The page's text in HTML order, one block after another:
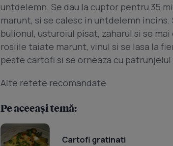
untdelemn. Se dau la cuptor pentru 35
marunt, si se calesc in untdelemn
bulionul, usturoiul pisat, zaharul si se
rosiile taiate marunt, vinul si se lasa la
peste cartofi si se orneaza cu
Alte retete recomandate
Pe aceeași temă:
Cartofi gratinati